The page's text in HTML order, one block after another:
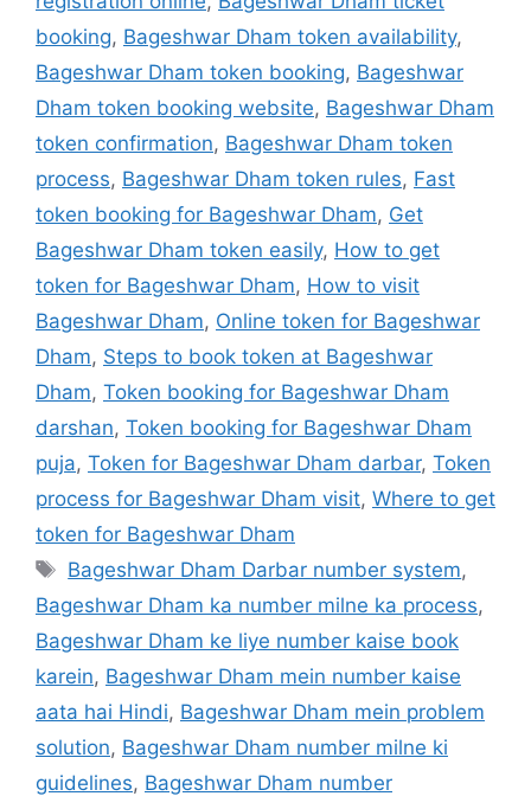
booking, Bageshwar Dham token availability,
Bageshwar Dham token booking, Bageshwar
Dham token booking website, Bageshwar Dham
token confirmation, Bageshwar Dham token
process, Bageshwar Dham token rules, Fast
token booking for Bageshwar Dham, Get
Bageshwar Dham token easily, How to get
token for Bageshwar Dham, How to visit
Bageshwar Dham, Online token for Bageshwar
Dham, Steps to book token at Bageshwar
Dham, Token booking for Bageshwar Dham
darshan, Token booking for Bageshwar Dham
puja, Token for Bageshwar Dham darbar, Token
process for Bageshwar Dham visit, Where to get
token for Bageshwar Dham
Tags
Bageshwar Dham Darbar number system,
Bageshwar Dham ka number milne ka process,
Bageshwar Dham ke liye number kaise book
karein, Bageshwar Dham mein number kaise
aata hai Hindi, Bageshwar Dham mein problem
solution, Bageshwar Dham number milne ki
guidelines, Bageshwar Dham number